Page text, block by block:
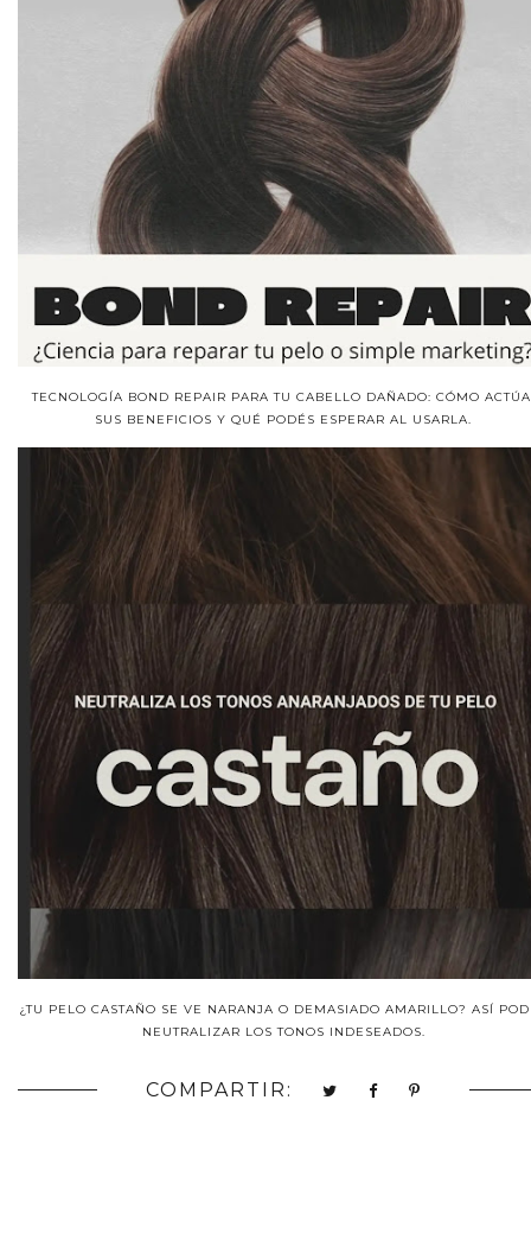
TECNOLOGÍA BOND REPAIR PARA TU CABELLO DAÑADO: CÓMO
SUS BENEFICIOS Y QUÉ PODÉS ESPERAR AL USARLA.
¿TU PELO CASTAÑO SE VE NARANJA O DEMASIADO AMARILLO? ASÍ
NEUTRALIZAR LOS TONOS INDESEADOS.
COMPARTIR: